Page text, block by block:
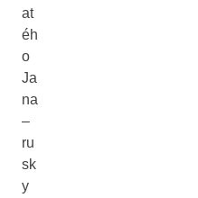
at
éh
o
Ja
na
–
ru
sk
y